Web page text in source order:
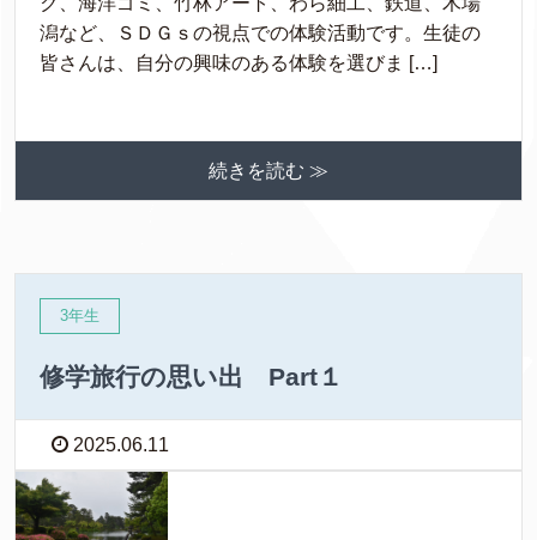
潟など、ＳＤＧｓの視点での体験活動です。生徒の
皆さんは、自分の興味のある体験を選びま […]
続きを読む ≫
3年生
修学旅行の思い出 Part１
2025.06.11